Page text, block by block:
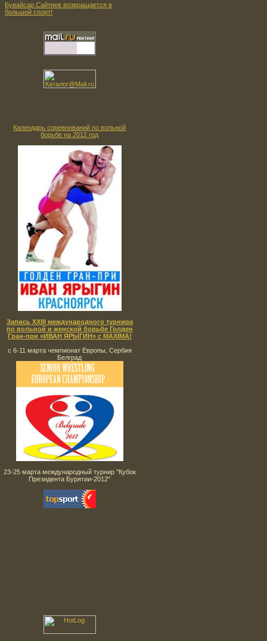
Бувайсар Сайтиев возвращается в
большой спорт!
Календарь соревнований по вольной
борьбе на 2012 год
Запись XXIII международного турнира
по вольной и женской борьбе Голден
Гран-при «ИВАН ЯРЫГИН» с MAXIMA!
с 6-11 марта чемпионат Европы, Сербия
Белград
23-25 марта международный турнир "Кубок
Президента Бурятии-2012"